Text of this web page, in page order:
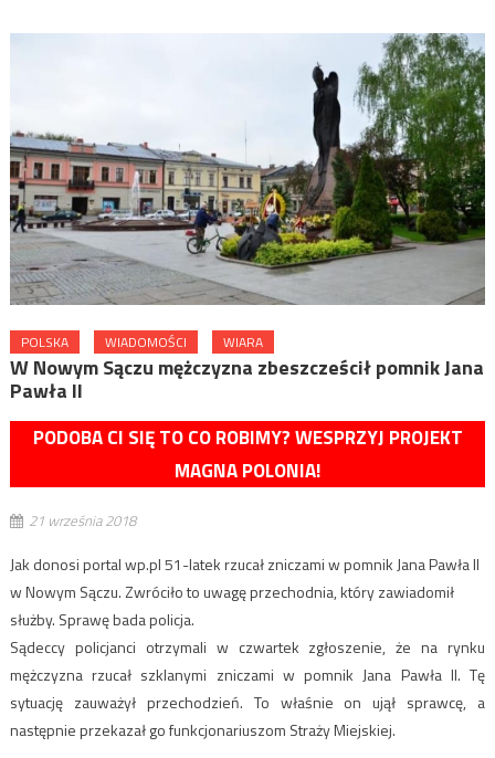
POLSKA WIADOMOŚCI WIARA
W Nowym Sączu mężczyzna zbeszcześcił pomnik Jana
Pawła II
PODOBA CI SIĘ TO CO ROBIMY? WESPRZYJ PROJEKT
MAGNA POLONIA!
21 września 2018
Jak donosi portal wp.pl 51-latek rzucał zniczami w pomnik Jana Pawła II
w Nowym Sączu. Zwróciło to uwagę przechodnia, który zawiadomił
służby. Sprawę bada policja.
Sądeccy policjanci otrzymali w czwartek zgłoszenie, że na rynku
mężczyzna rzucał szklanymi zniczami w pomnik Jana Pawła II. Tę
sytuację zauważył przechodzień. To właśnie on ujął sprawcę, a
następnie przekazał go funkcjonariuszom Straży Miejskiej.